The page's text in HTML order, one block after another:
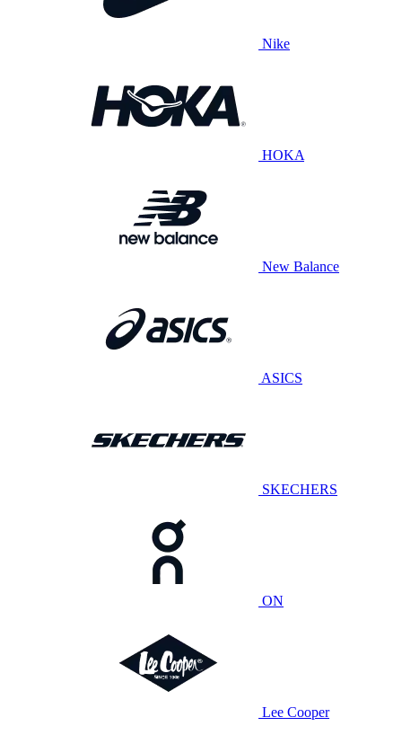
Nike
HOKA
New Balance
ASICS
SKECHERS
ON
Lee Cooper